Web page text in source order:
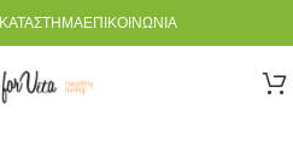
ΚΑΤΆΣΤΗΜΑΕΠΙΚΟΙΝΩΝΊΑ